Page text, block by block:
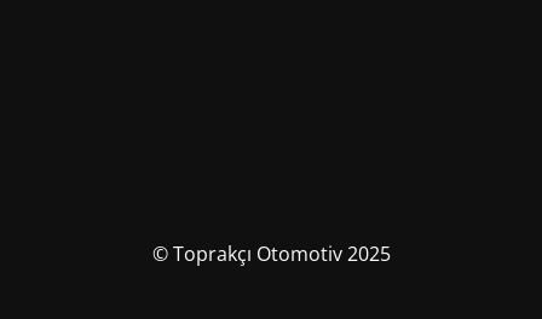
© Toprakçı Otomotiv 2025